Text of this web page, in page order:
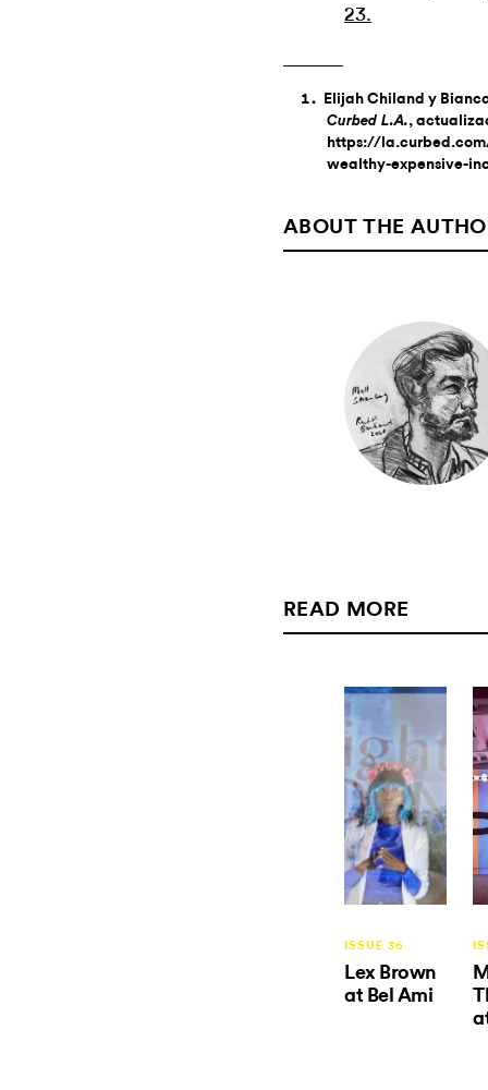
23.
Elijah Chiland y
Curbed L.A.,
https://
wealthy-expensive-
ABOUT THE
READ MORE
ISSUE 36
Lex Brown
at Bel Ami